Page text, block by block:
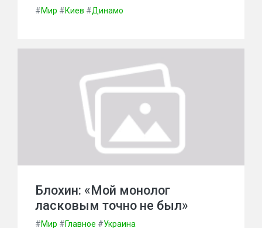
#Мир #Киев #Динамо
Блохин: «Мой монолог
ласковым точно не был»
#Мир #Главное #Украина